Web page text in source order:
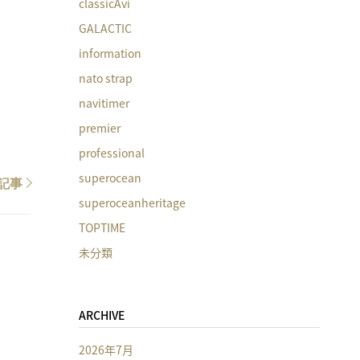
事
GALACTIC
information
nato strap
navitimer
premier
professional
superocean
superoceanheritage
TOPTIME
未分類
ARCHIVE
2026年7月